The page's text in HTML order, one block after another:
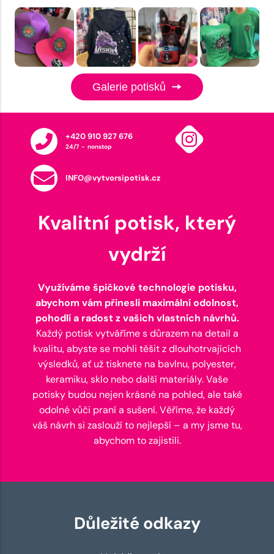
Galerie potisků
+420 910 927 676
24/7 - nonstop
INFO@vytvorsipotisk.cz
Kvalitní potisk, který
vydrží
Využíváme špičkové technologie potisku,
abychom vám přinesli maximální odolnost,
pohodlí a radost z vašich vlastních návrhů.
Každý potisk vytváříme s důrazem na detail a
kvalitu, abyste se mohli těšit z dlouhotrvajících
výsledků, ať už tisknete na bavlnu, polyester,
keramiku, sklo nebo další materiály. Vaše
potisky budou nejen krásné na pohled, ale také
odolné vůči praní a sušení. Věříme, že každý
váš návrh si zaslouží to nejlepší – a my jsme tu,
abychom to zajistili.
Důležité odkazy